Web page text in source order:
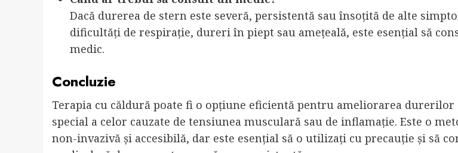
Dacă durerea de stern este severă, persistentă sau însoțită de alte
dificultăți de respirație, dureri în piept sau amețeală, este esențial să
medic.
Concluzie
Terapia cu căldură poate fi o opțiune eficientă pentru ameliorarea durerilor
special a celor cauzate de tensiunea musculară sau de inflamație. Este o
non-invazivă și accesibilă, dar este esențial să o utilizați cu precauție și să